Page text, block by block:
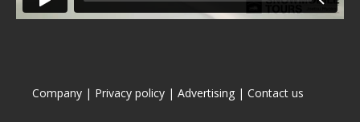
Company | Privacy policy | Advertising | Contact us